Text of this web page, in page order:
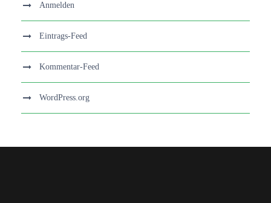
Anmelden
Eintrags-Feed
Kommentar-Feed
WordPress.org